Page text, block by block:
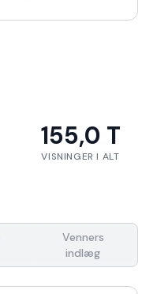
155,0 T
VISNINGER I ALT
Venners
indlæg